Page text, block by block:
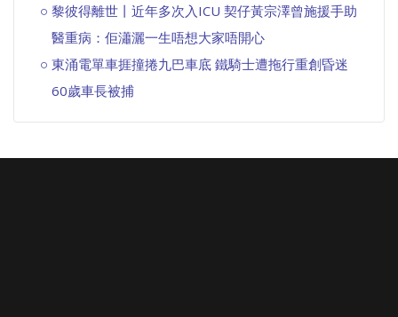
黎彼得離世丨近年多次入ICU 契仔黃宗澤曾施援手助
醫重病：佢瀟灑一生唔想大家唔開心
東涌電單車捱撞捲九巴車底 鐵騎士遭拖行重創昏迷
60歲車長被捕